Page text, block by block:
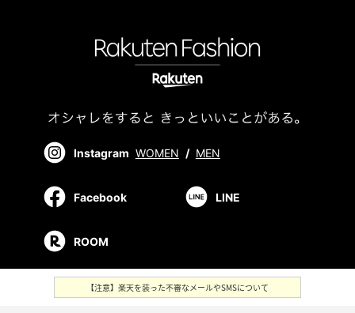
Instagram WOMEN / MEN
Facebook LINE
ROOM
【注意】楽天を装った不審なメールやSMSについて